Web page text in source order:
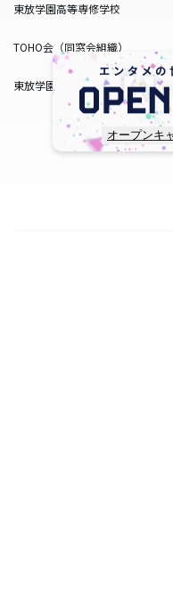
オープンキ
東放学園高等専修学校
TOHO会（同窓会組織）
東放学園サービス
copyright © TOHO